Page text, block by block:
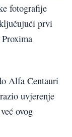
fotografije
prvi
Alfa Centauri
uvjerenje
ovog